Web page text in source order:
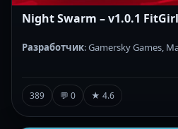
Night Swarm – v1.0.1 FitGirl
Разработчик: Gamersky Games,
389 💬 0 ★ 4.6